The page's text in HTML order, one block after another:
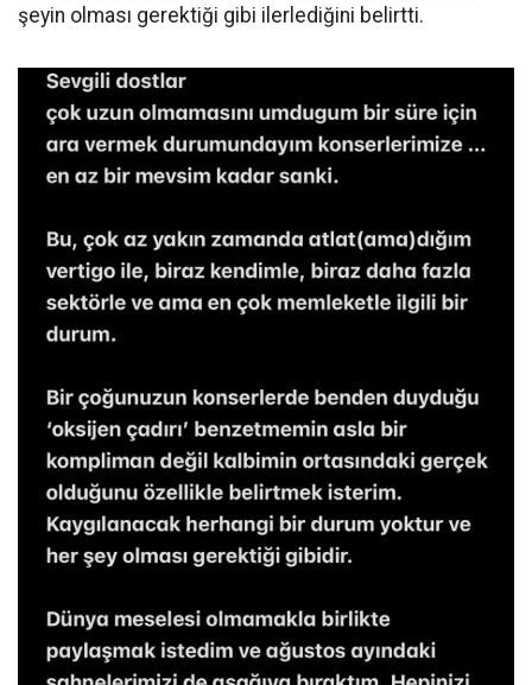
şeyin olması gerektiği gibi ilerlediğini belirtti.